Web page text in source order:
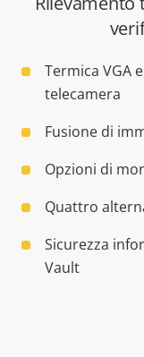
Termica VGA
telecamera
Fusione di
Opzioni di
Quattro
Sicurezza
Vault